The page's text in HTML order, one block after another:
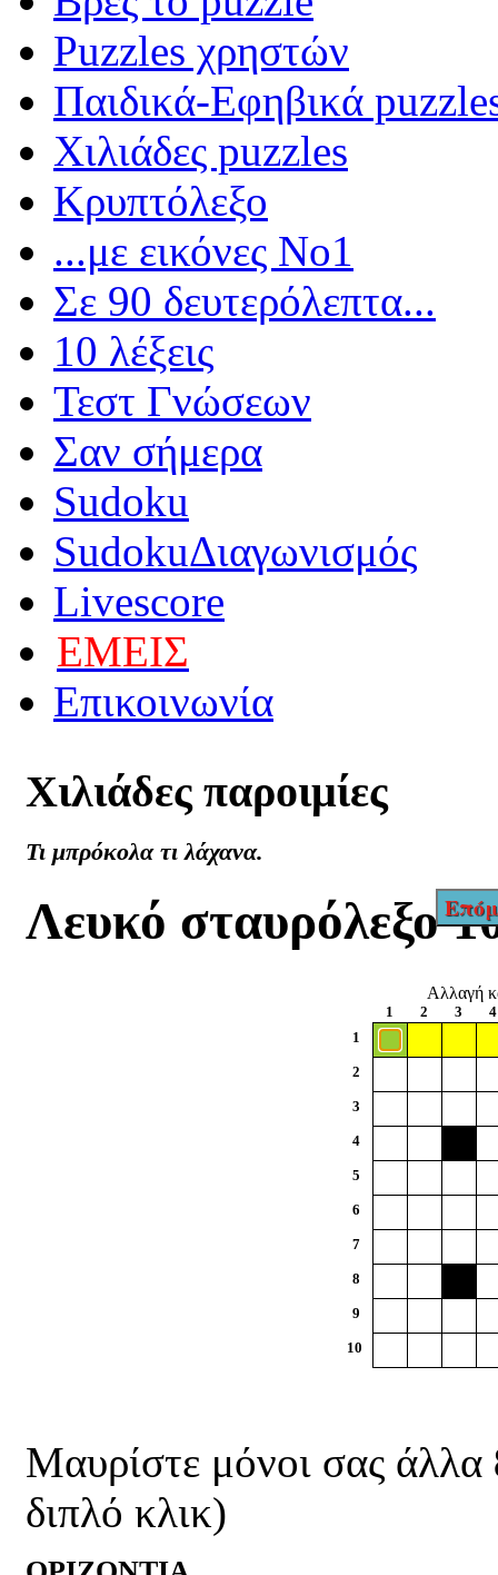
Puzzles χρηστών
Παιδικά-Εφηβικά
Χιλιάδες puzzles
Κρυπτόλεξο
...με εικόνες Νο1
Σε 90 δευτερόλεπτα...
10 λέξεις
Τεστ Γνώσεων
Σαν σήμερα
Sudoku
SudokuΔιαγωνισμός
Livescore
ΕΜΕΙΣ
Επικοινωνία
Χιλιάδες παροιμίες
Τι μπρόκολα τι λάχανα.
Λευκό σταυρόλεξο
Μαυρίστε μόνοι σας άλλα
διπλό κλικ)